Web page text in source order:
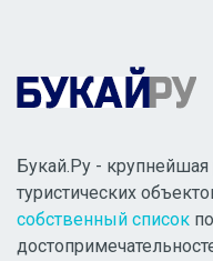
Букай.Ру -
туристических
собственный список